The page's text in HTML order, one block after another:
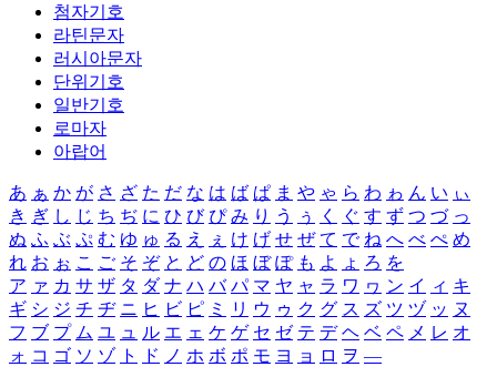
첨자기호
라틴문자
러시아문자
단위기호
일반기호
로마자
아랍어
あ ぁ か が さ ざ た だ な は ば ぱ ま や ゃ ら わ ゎ ん い ぃ
き ぎ し じ ち ぢ に ひ び ぴ み り う ぅ く ぐ す ず つ づ っ
ぬ ふ ぶ ぷ む ゆ ゅ る え ぇ け げ せ ぜ て で ね へ べ ぺ め
れ お ぉ こ ご そ ぞ と ど の ほ ぼ ぽ も よ ょ ろ を
ア ァ カ サ ザ タ ダ ナ ハ バ パ マ ヤ ャ ラ ワ ヮ ン イ ィ キ
ギ シ ジ チ ヂ ニ ヒ ビ ピ ミ リ ウ ゥ ク グ ス ズ ツ ヅ ッ ヌ
フ ブ プ ム ユ ュ ル エ ェ ケ ゲ セ ゼ テ デ ヘ ベ ペ メ レ オ
ォ コ ゴ ソ ゾ ト ド ノ ホ ボ ポ モ ヨ ョ ロ ヲ ―